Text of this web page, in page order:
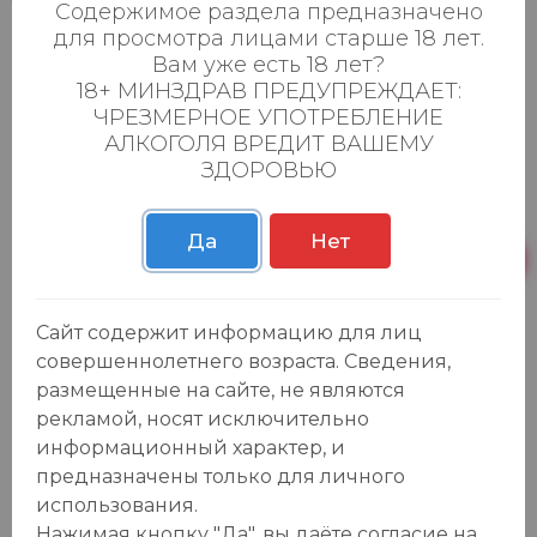
культурное и историческое наследие, а
также знаменитое мастерство армянских
мастеров. Этот великолепный напиток
давно стал обязательным атрибутом стиля
жизни многих поколений нашей страны. И
сегодня, спустя уже более ста лет, "Арарат"
является самым известным армянским
коньяком как на своей родине Армении, так
и по всему миру.
началось еще в 1887 году, когда Нерсес
Таирян, являющийся купцом первой
гильдии, построил винно-водочный завод,
на котором впервые стали производить
армянские коньяки. И именно тогда
зародились инновации и технологии, до сих
Содержимое раздела предназначено
для просмотра лицами старше 18 лет.
Вам уже есть 18 лет?
18+ МИНЗДРАВ ПРЕДУПРЕЖДАЕТ:
ЧРЕЗМЕРНОЕ УПОТРЕБЛЕНИЕ
АЛКОГОЛЯ ВРЕДИТ ВАШЕМУ
ЗДОРОВЬЮ
Да Нет
Сайт содержит информацию для лиц
совершеннолетнего возраста. Сведения,
размещенные на сайте, не являются
рекламой, носят исключительно
информационный характер, и
предназначены только для личного
использования.